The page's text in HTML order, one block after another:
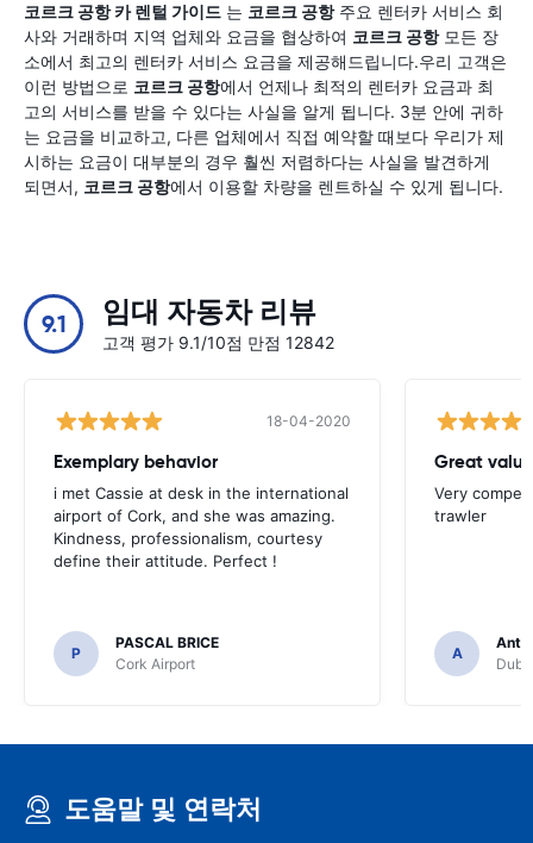
코르크 공항카 렌털 가이드 는 코르크 공항주요 렌터카 서비스 회
사와 거래하며 지역 업체와 요금을 협상하여 코르크 공항모든 장
소에서 최고의 렌터카 서비스 요금을 제공해드립니다.우리 고객은
이런 방법으로 코르크 공항에서 언제나 최적의 렌터카 요금과 최
고의 서비스를 받을 수 있다는 사실을 알게 됩니다. 3분 안에 귀하
는 요금을 비교하고, 다른 업체에서 직접 예약할 때보다 우리가 제
시하는 요금이 대부분의 경우 훨씬 저렴하다는 사실을 발견하게
되면서, 코르크 공항에서 이용할 차량을 렌트하실 수 있게 됩니다.
9.1 임대 자동차 리뷰
고객 평가 9.1/10점 만점 12842
18-04-2020
Exemplary behavior
i met Cassie at desk in the international
airport of Cork, and she was amazing.
Kindness, professionalism, courtesy
define their attitude. Perfect !
P
PASCAL BRICE
Cork Airport
Great value
Very
trawler
A
도움말 및 연락처